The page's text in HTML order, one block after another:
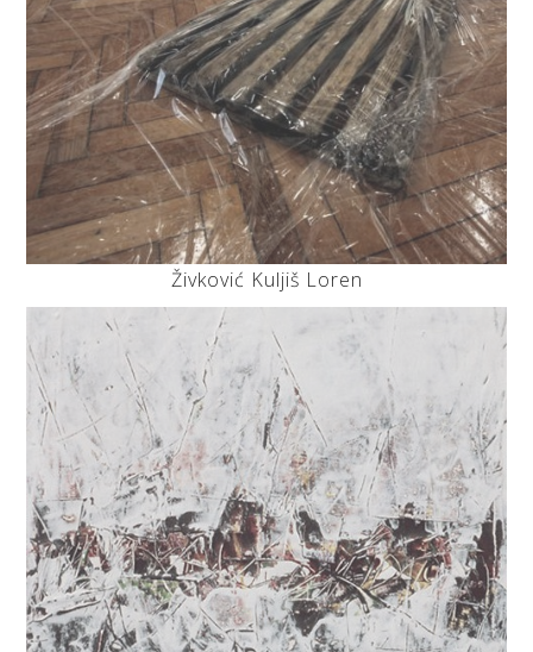
Živković Kuljiš Loren